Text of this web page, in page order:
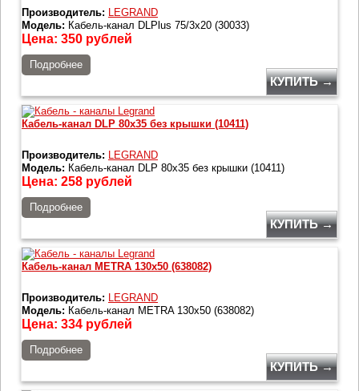
Производитель: LEGRAND
Модель: Кабель-канал DLPlus 75/3x20 (30033)
Цена: 350 рублей
Подробнее
КУПИТЬ →
Кабель-канал DLP 80x35 без крышки (10411)
Производитель: LEGRAND
Модель: Кабель-канал DLP 80x35 без крышки (10411)
Цена: 258 рублей
Подробнее
КУПИТЬ →
Кабель-канал METRA 130x50 (638082)
Производитель: LEGRAND
Модель: Кабель-канал METRA 130x50 (638082)
Цена: 334 рублей
Подробнее
КУПИТЬ →